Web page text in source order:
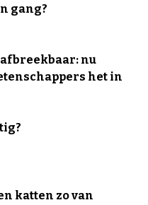
gang?
nu
het in
katten zo van